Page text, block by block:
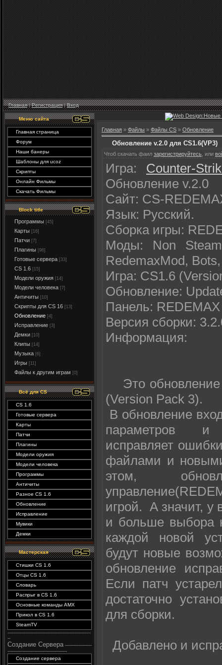
Главная|Регистрация|Вход
Меню сайта
Главная страница
Форум
Наши банеры
Шаблоны для ucoz
Скрипты
Онлайн Фильмы
Скачать Фильмы
Block title
Программы [45]
Карты [16]
Патчи [7]
Плагины [96]
Готовые сервера [33]
CS 1.6 [15]
Модели оружия [14]
Модели человека [7]
Античиты [10]
Скрипты для CS 16 [13]
Обновление [4]
Исправление [3]
Демки [10]
Клипы [14]
Музыка [6]
Игры [11]
Файлы к другим играм [0]
Вcё для CS
CS 1.6
Готовые сервера
Карты
Патчи
Плагины
Модели оружия
Модели человека
Программы
Античиты
Разное CS 1.6
Обновление
Исправление
Мувики
Демки
Мастерская
Стишки CS 1.6
Отцы CS 1.6
Словарь
Распрыг в CS 1.6
Основные команды AMX
Прикол в CS 1.6
SteamTV
--------------------------------------------------------
--
Создание Сервера ------------------
----------------------------------------
Создание сервера
Главная » Файлы » Файлы CS » Обновление
Обновление v.2.0 для CS1.6(VP3)
Чтоб скачать фаил зарегистрируйтесь , или
Игра: Counter-
Обновление v.2.0
Сайт: CS-
Язык: Русский.
Сборка игры:
Моды: Non
RedemaxMod,
Игра: CS1.6
Обновление:
Панель:
Версия сборки:
Информация:
Это обновление
(Version Pack 3).
В обновление
параметров и
исправляет
файлами и
этом,
игрой. А значит, у
и больше выбора
каждой новой
будут новые
обновление
Если патч
достаточно
для сборки.
Добавлено и